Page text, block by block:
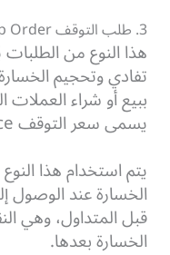
3. طلب التوقف Stop Order
هذا النوع من
تفادي وتحجيم
ببيع أو شراء
يسمى سعر التوقف Stop Price.
يتم استخدام هذا
الخسارة عند الوصول
قبل المتداول، وهي
الخسارة بعدها.